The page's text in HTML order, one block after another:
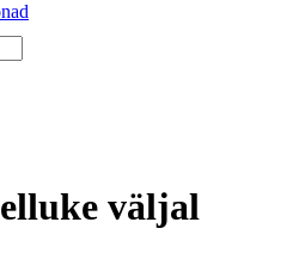
väljal